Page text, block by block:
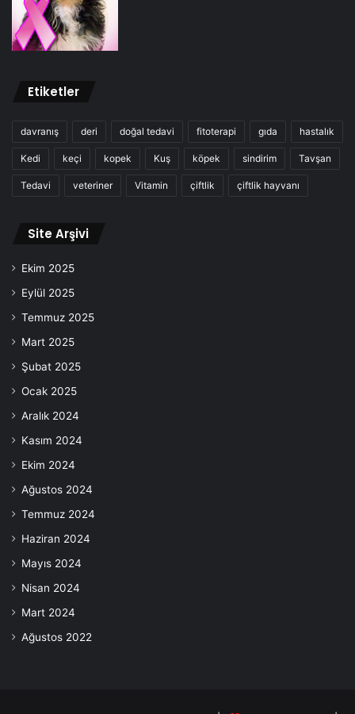
Etiketler
davranış deri doğal tedavi fitoterapi gıda hastalık
Kedi keçi kopek Kuş köpek sindirim Tavşan
Tedavi veteriner Vitamin çiftlik çiftlik hayvanı
Site Arşivi
Ekim 2025
Eylül 2025
Temmuz 2025
Mart 2025
Şubat 2025
Ocak 2025
Aralık 2024
Kasım 2024
Ekim 2024
Ağustos 2024
Temmuz 2024
Haziran 2024
Mayıs 2024
Nisan 2024
Mart 2024
Ağustos 2022